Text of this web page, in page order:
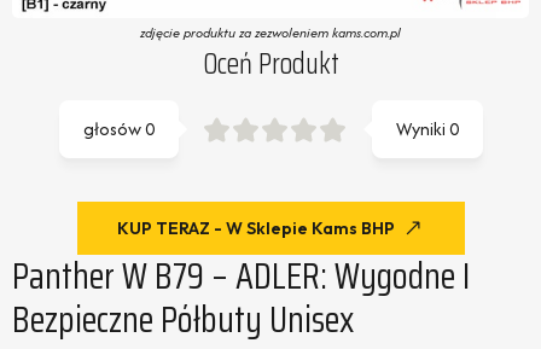
zdjęcie produktu za zezwoleniem kams.com.pl
Oceń Produkt
Wyniki0
głosów0
KUP TERAZ - W Sklepie Kams BHP
Panther W B79 – ADLER: Wygodne I
Bezpieczne Półbuty Unisex